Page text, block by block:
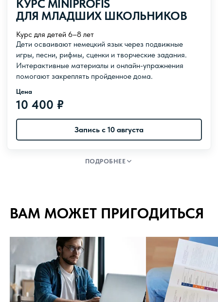
Даты курса
с 12 сентября по 26 декабря
Урок идет
1,5 часа
Продолжительность
16 недель
Объем курса
32 ак. часа
КУРС MINIPROFIS
ДЛЯ МЛАДШИХ ШКОЛЬНИКОВ
Курс для детей 6–8 лет
Дети осваивают немецкий язык через подвижные
игры, песни, рифмы, сценки и творческие задания.
Интерактивные материалы и онлайн-упражнения
помогают закреплять пройденное дома.
Цена
10 400 ₽
Запись с 10 августа
Даты курса
Урок идет
Продолжительность
16 недель
ПОДРОБНЕЕ
ВАМ МОЖЕТ ПРИГОДИТЬСЯ